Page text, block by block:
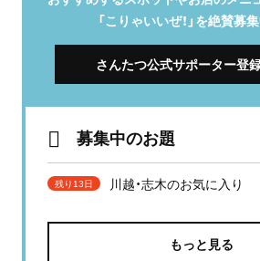
「こりゃいいぜ！」を絶賛募集
さんたつ公式サポーター登
募集中のお題
残り13日 川越・志木のお気に入り
もっと見る